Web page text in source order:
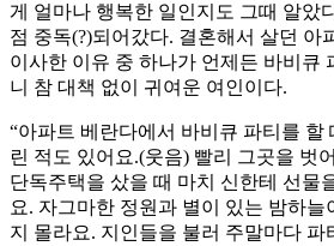
게 얼마나 행복한 일인지도 그때 알았
점 중독(?)되어갔다. 결혼해서 살던 아
이사한 이유 중 하나가 언제든 바비큐
니 참 대책 없이 귀여운 여인이다.
“아파트 베란다에서 바비큐 파티를 할
린 적도 있어요.(웃음) 빨리 그곳을 벗
단독주택을 샀을 때 마치 신한테 선물
요. 자그마한 정원과 별이 있는 밤하
지 몰라요. 지인들을 불러 주말마다 파